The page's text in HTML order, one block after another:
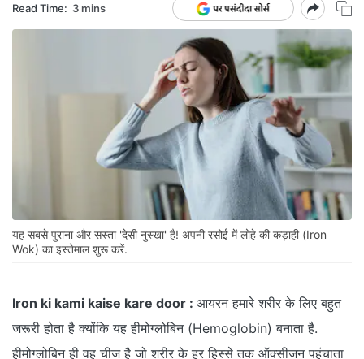
Read Time: 3 mins
यह सबसे पुराना और सस्ता 'देसी नुस्खा' है! अपनी रसोई में लोहे की कड़ाही (Iron
Wok) का इस्तेमाल शुरू करें.
Iron ki kami kaise kare door : आयरन हमारे शरीर के लिए बहुत
जरूरी होता है क्योंकि यह हीमोग्लोबिन (Hemoglobin) बनाता है.
हीमोग्लोबिन ही वह चीज है जो शरीर के हर हिस्से तक ऑक्सीजन पहुंचाता